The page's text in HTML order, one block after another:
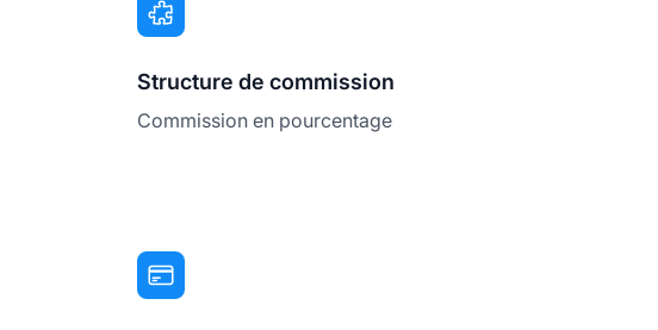
Structure de commission
Commission en pourcentage